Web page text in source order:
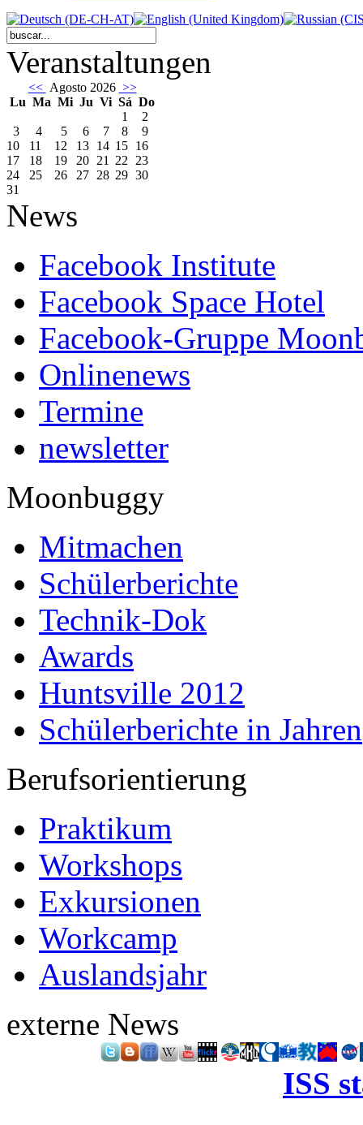
Veranstaltungen
<< Agosto 2026 >>
Lu Ma Mi Ju Vi Sá Do
1
2
3
4 5 6 7 8
9
10
11 12 13 14 15 16
17
18 19 20 21 22 23
24
25 26 27 28 29 30
31
News
Facebook Institute
Facebook Space Hotel
Facebook-Gruppe
Onlinenews
Termine
newsletter
Moonbuggy
Mitmachen
Schülerberichte
Technik-Dok
Awards
Huntsville 2012
Schülerberichte in Jahren
Berufsorientierung
Praktikum
Workshops
Exkursionen
Workcamp
Auslandsjahr
externe News
ISS